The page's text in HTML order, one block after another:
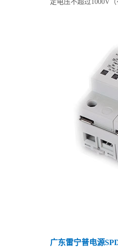
定电压不超过1000V
广东雷宁普电源